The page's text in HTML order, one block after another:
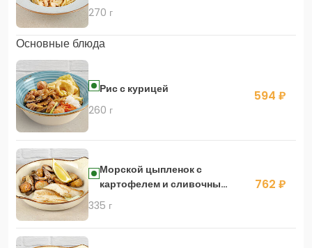
270 г
Основные блюда
Рис с курицей
260 г
594 ₽
Морской цыпленок с
картофелем и сливочным
песто
335 г
762 ₽